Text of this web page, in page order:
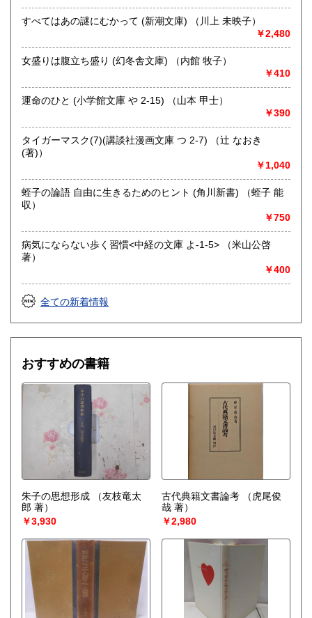
国書、サブカルチャー、古書一般（その他）
オールジャンル
すべてはあの謎にむかって (新潮文庫) （川上 未映子）
￥2,480
女盛りは腹立ち盛り (幻冬舎文庫) （内館 牧子）
￥410
運命のひと (小学館文庫 や 2-15) （山本 甲士）
￥390
タイガーマスク(7)(講談社漫画文庫 つ 2-7) （辻 なおき
(著)）
￥1,040
蛭子の論語 自由に生きるためのヒント (角川新書) （蛭子 能
収）
￥750
病気にならない歩く習慣<中経の文庫 よ-1-5> （米山公啓
著）
￥400
全ての新着情報
おすすめの書籍
朱子の思想形成
（友枝竜太
郎 著）
￥3,930
古代典籍文書論考
（虎尾俊
哉 著）
￥2,980